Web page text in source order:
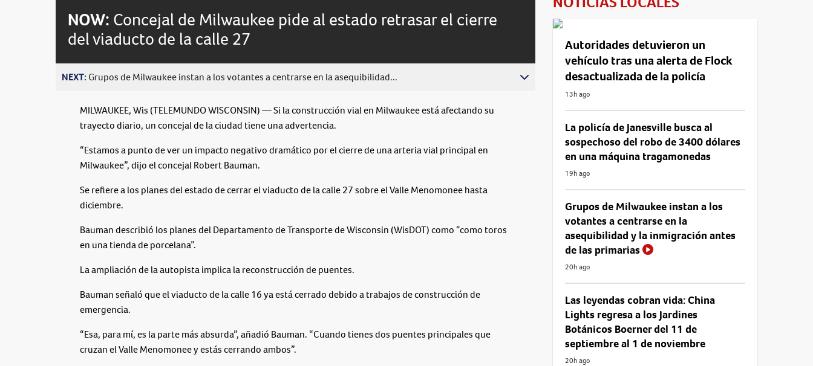
behind
live
NOW: Concejal de Milwaukee pide al estado retrasar el cierre
del viaducto de la calle 27
NEXT: Grupos de Milwaukee instan a los votantes a centrarse en la asequibilidad...
MILWAUKEE, Wis (TELEMUNDO WISCONSIN) — Si la construcción vial en Milwaukee está afectando su
trayecto diario, un concejal de la ciudad tiene una advertencia.
“Estamos a punto de ver un impacto negativo dramático por el cierre de una arteria vial principal en
Milwaukee”, dijo el concejal Robert Bauman.
Se refiere a los planes del estado de cerrar el viaducto de la calle 27 sobre el Valle Menomonee hasta
diciembre.
Bauman describió los planes del Departamento de Transporte de Wisconsin (WisDOT) como “como toros
en una tienda de porcelana”.
La ampliación de la autopista implica la reconstrucción de puentes.
Bauman señaló que el viaducto de la calle 16 ya está cerrado debido a trabajos de construcción de
emergencia.
“Esa, para mí, es la parte más absurda”, añadió Bauman. “Cuando tienes dos puentes principales que
cruzan el Valle Menomonee y estás cerrando ambos”.
Autoridades detuvieron un
vehículo tras una alerta de Flock
desactualizada de la policía
13h ago
La policía de Janesville busca al
sospechoso del robo de 3400 dólares
en una máquina tragamonedas
19h ago
Grupos de Milwaukee instan a los
votantes a centrarse en la
asequibilidad y la inmigración antes
de las primarias
20h ago
Las leyendas cobran vida: China
Lights regresa a los Jardines
Botánicos Boerner del 11 de
septiembre al 1 de noviembre
20h ago